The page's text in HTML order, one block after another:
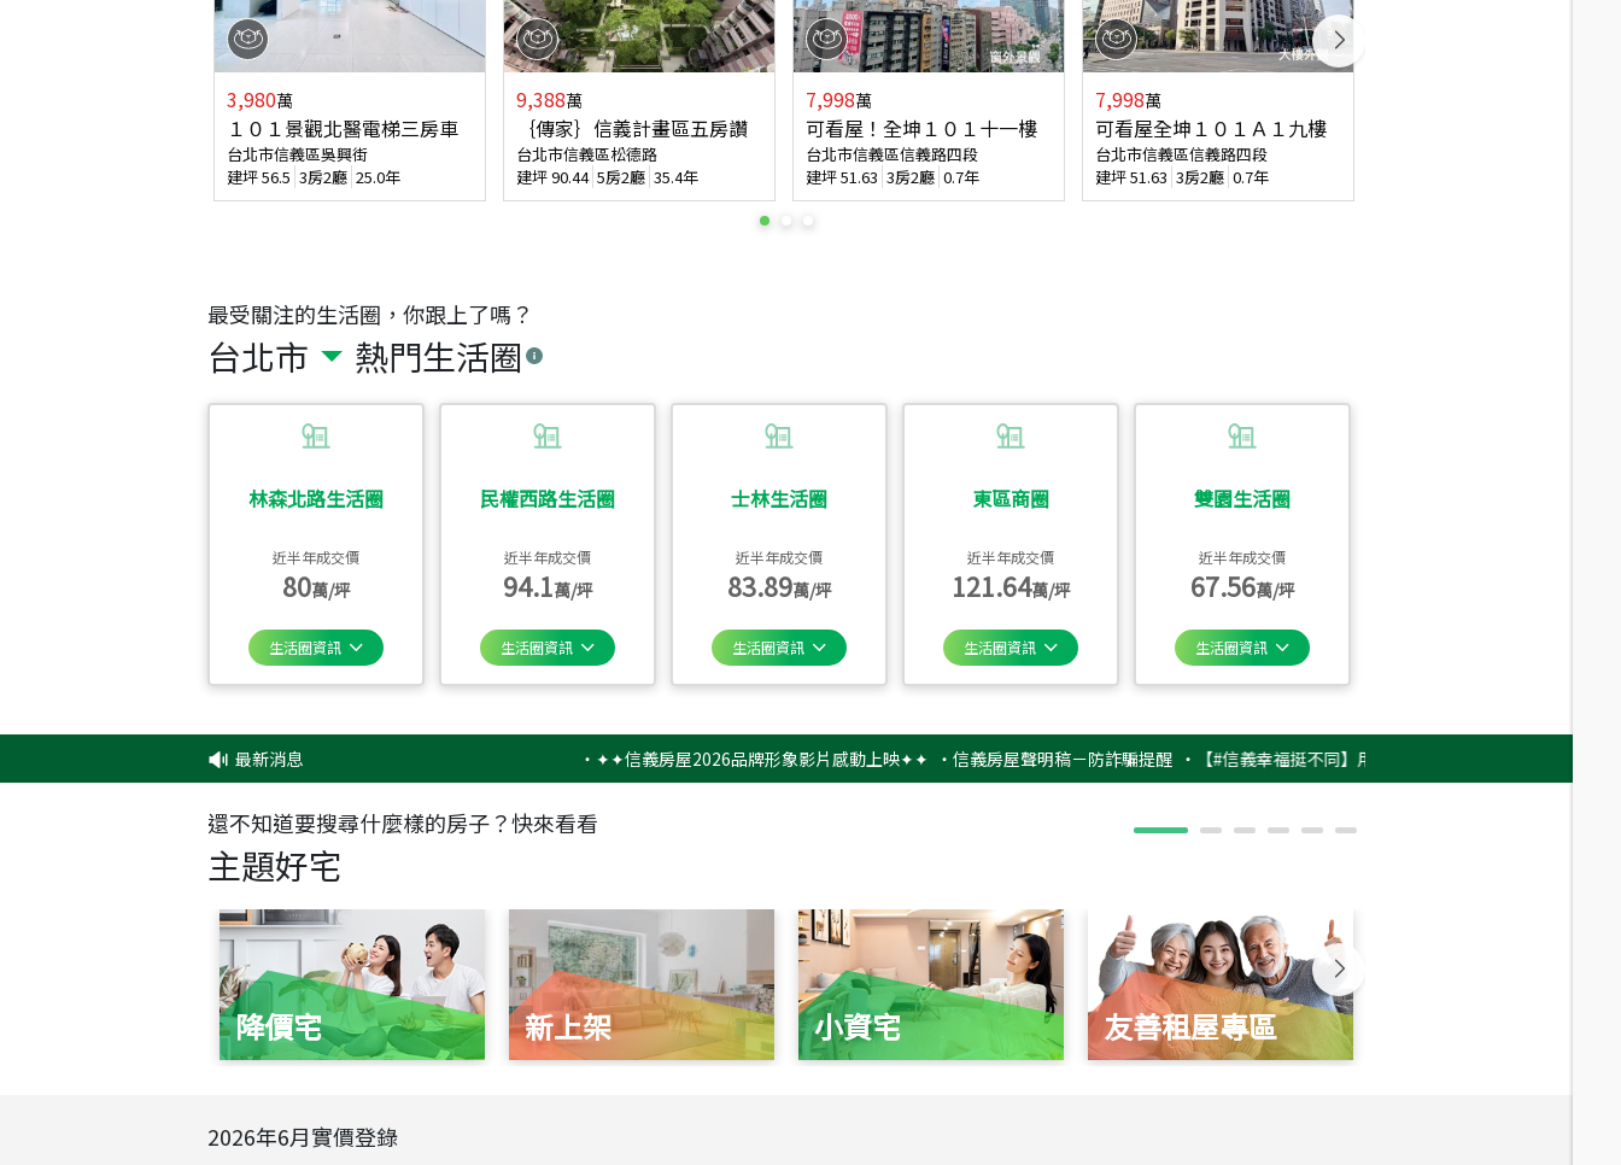
最受關注的生活圈，你跟上了嗎？
台北市 熱門生活圈
林森北路生活圈
近半年成交價
80萬/坪
生活圈資訊
民權西路生活圈
近半年成交價
94.1萬/坪
生活圈資訊
士林生活圈
近半年成交價
83.89萬/坪
生活圈資訊
東區商圈
近半年成交價
121.64萬/坪
生活圈資訊
雙園生活圈
近半年成交價
67.56萬/坪
生活圈資訊
3,980萬
１０１景觀北醫電梯三房車
台北市信義區吳興街
建坪56.5 3房2廳 25.0年
9,388萬
｛傳家｝信義計畫區五房讚
台北市信義區松德路
建坪90.44 5房2廳 35.4年
7,998萬
可看屋！全坤１０１十一樓
台北市信義區信義路四段
建坪51.63 3房2廳 0.7年
7,998萬
可看屋全坤１０１Ａ１九樓
台北市信義區信義路四段
建坪51.63 3房2廳 0.7年
最新消息 ✦✦信義房屋2026品牌形象影片感動上映✦✦ ‧信義房屋聲明稿－防詐騙提醒 ‧【#信義幸福挺不同】用實力，讓升職免抽號碼牌！最新雇主品
還不知道要搜尋什麼樣的房子？快來看看
主題好宅
降價宅 新上架 小資宅 友善租屋專區
2026年6月實價登錄